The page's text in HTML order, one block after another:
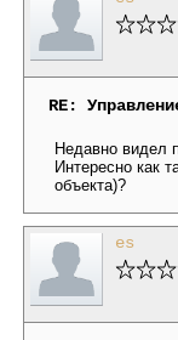
RE:
Недавно видел
Интересно как
объекта)?
es